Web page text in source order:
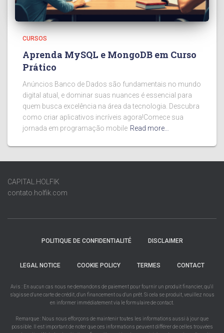
CURSOS
Aprenda MySQL e MongoDB em Curso
Prático
Anúncios Banco de Dados são fundamentais no mundo
digital atual, e dominar suas nuances é essencial para
quem busca excelência na área da tecnologia. Descubra
como criar aplicativos incríveis agora!Comece sua
jornada em programação mobile Read more…
CAPITAL.HOLFIK
contato.holfik.com
POLITIQUE DE CONFIDENTIALITÉ DISCLAIMER
LEGAL NOTICE COOKIE POLICY TERMES CONTACT
Avis : En aucun cas nous ne demandons de paiement pour fournir un produit financier, qu'il
s'agisse d'une carte de crédit, d'un financement ou d'un prêt. Si cela se produit, veuillez nous
en informer immédiatement via le formulaire de contact.
Remarque : Nous nous efforçons de maintenir toutes les informations aussi à jour que
possible. Il est important de noter que ces informations peuvent différer de celles trouvées